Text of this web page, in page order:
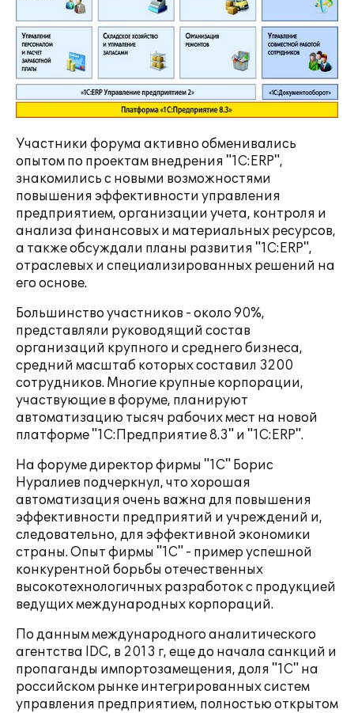
Участники форума активно обменивались
опытом по проектам внедрения "1С:ERP",
знакомились с новыми возможностями
повышения эффективности управления
предприятием, организации учета, контроля и
анализа финансовых и материальных ресурсов,
а также обсуждали планы развития "1С:ERP",
отраслевых и специализированных решений на
его основе.
Большинство участников - около 90%,
представляли руководящий состав
организаций крупного и среднего бизнеса,
средний масштаб которых составил 3200
сотрудников. Многие крупные корпорации,
участвующие в форуме, планируют
автоматизацию тысяч рабочих мест на новой
платформе "1С:Предприятие 8.3" и "1С:ERP".
На форуме директор фирмы "1С" Борис
Нуралиев подчеркнул, что хорошая
автоматизация очень важна для повышения
эффективности предприятий и учреждений и,
следовательно, для эффективной экономики
страны. Опыт фирмы "1С" - пример успешной
конкурентной борьбы отечественных
высокотехнологичных разработок с продукцией
ведущих международных корпораций.
По данным международного аналитического
агентства IDC, в 2013 г, еще до начала санкций и
пропаганды импортозамещения, доля "1С" на
российском рынке интегрированных систем
управления предприятием, полностью открытом